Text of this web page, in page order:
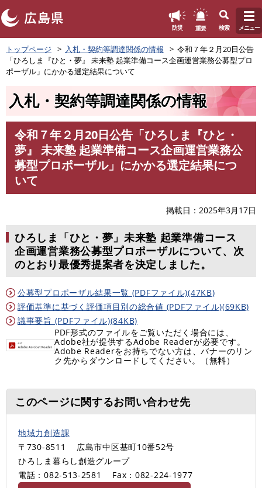
ペ
ー
の
防災 重要 検索 メニュー
トップページ 入札・契約等調達関係の情報
令和７年２月20日公告
「ひろしま『ひと・夢』 未来塾 起業準備コース企画運営業務公募型プロ
ポーザル」にかかる選定結果について
入札・契約等調達関係の情報
令和７年２月20日公告「ひろしま『ひと・
夢』 未来塾 起業準備コース企画運営業務公
募型プロポーザル」にかかる選定結果につ
いて
掲載日 2025年3月17日
ひろしま「ひと・夢」未来塾 起業準備コース
企画運営業務公募型プロポーザルについて、次
のとおり最優秀提案者を決定しました。
公募型プロポーザル結果一覧 (PDFファイル)(47KB)
評価基準に基づく評価項目別の総合値 (PDFファイル)(69KB)
議事要旨 (PDFファイル)(84KB)
PDF形式のファイルをご覧いただく場合には、
Adobe社が提供するAdobe Readerが必要です。
Adobe Readerをお持ちでない方は、バナーのリン
ク先からダウンロードしてください。（無料）
このページに関するお問い合わせ先
地域力創造課
〒730-8511
広島市中区基町10番52号
ひろしま暮らし創造グループ
電話：082-513-2581
Fax：082-224-1977